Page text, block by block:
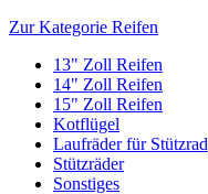
Zur Kategorie Reifen
13" Zoll Reifen
14" Zoll Reifen
15" Zoll Reifen
Kotflügel
Laufräder für Stützrad
Stützräder
Sonstiges